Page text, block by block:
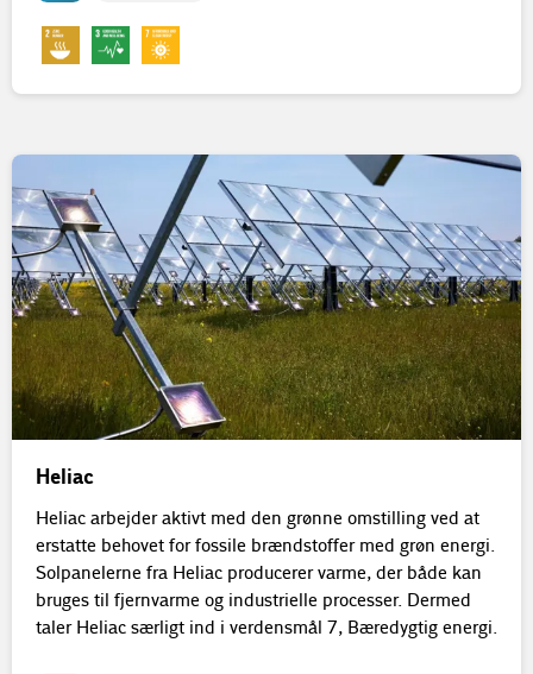
Heliac
Heliac arbejder aktivt med den grønne omstilling ved at
erstatte behovet for fossile brændstoffer med grøn energi.
Solpanelerne fra Heliac producerer varme, der både kan
bruges til fjernvarme og industrielle processer. Dermed
taler Heliac særligt ind i verdensmål 7, Bæredygtig energi.